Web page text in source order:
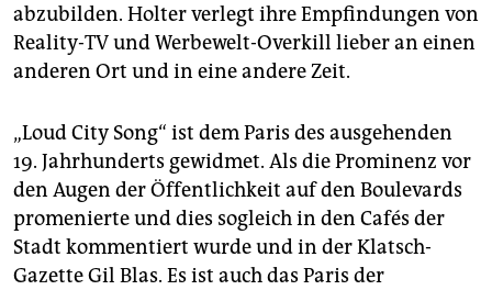
abzubilden. Holter verlegt ihre Empfindungen von
Reality-TV und Werbewelt-Overkill lieber an einen
anderen Ort und in eine andere Zeit.
„Loud City Song“ ist dem Paris des ausgehenden
19. Jahrhunderts gewidmet. Als die Prominenz vor
den Augen der Öffentlichkeit auf den Boulevards
promenierte und dies sogleich in den Cafés der
Stadt kommentiert wurde und in der Klatsch-
Gazette Gil Blas. Es ist auch das Paris der